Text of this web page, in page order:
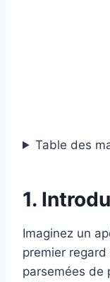
Table des
1.
Imaginez un
premier
parsemées de